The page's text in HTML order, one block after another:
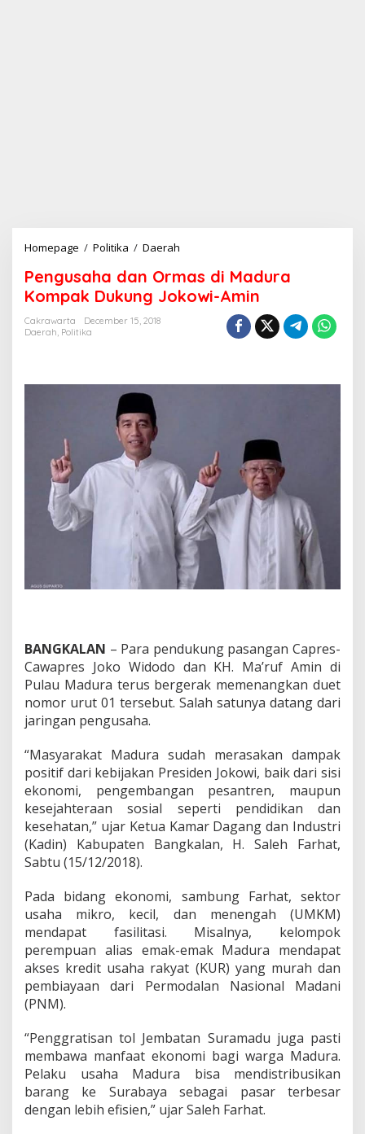
Homepage / Politika / Daerah
n
g
u
a
s
d
i
M
a
d
u
r
m
p
a
k
D
n
g
J
o
o
w
A
i
Pengusaha dan Ormas di Madura
Kompak Dukung Jokowi-Amin
Cakrawarta
December 15, 2018
Daerah, Politika
BANGKALAN – Para pendukung pasangan Capres-
Cawapres Joko Widodo dan KH. Ma’ruf Amin di
Pulau Madura terus bergerak memenangkan duet
nomor urut 01 tersebut. Salah satunya datang dari
jaringan pengusaha.
“Masyarakat Madura sudah merasakan dampak
positif dari kebijakan Presiden Jokowi, baik dari sisi
ekonomi, pengembangan pesantren, maupun
kesejahteraan sosial seperti pendidikan dan
kesehatan,” ujar Ketua Kamar Dagang dan Industri
(Kadin) Kabupaten Bangkalan, H. Saleh Farhat,
Sabtu (15/12/2018).
Pada bidang ekonomi, sambung Farhat, sektor
usaha mikro, kecil, dan menengah (UMKM)
mendapat fasilitasi. Misalnya, kelompok
perempuan alias emak-emak Madura mendapat
akses kredit usaha rakyat (KUR) yang murah dan
pembiayaan dari Permodalan Nasional Madani
(PNM).
“Penggratisan tol Jembatan Suramadu juga pasti
membawa manfaat ekonomi bagi warga Madura.
Pelaku usaha Madura bisa mendistribusikan
barang ke Surabaya sebagai pasar terbesar
dengan lebih efisien,” ujar Saleh Farhat.